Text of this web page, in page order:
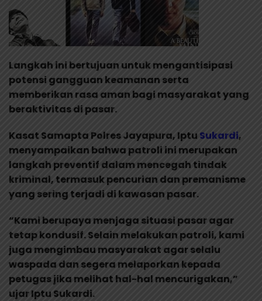
Langkah ini bertujuan untuk mengantisipasi
potensi gangguan keamanan serta
memberikan rasa aman bagi masyarakat yang
beraktivitas di pasar.
Kasat Samapta Polres Jayapura, Iptu Sukardi,
menyampaikan bahwa patroli ini merupakan
langkah preventif dalam mencegah tindak
kriminal, termasuk pencurian dan premanisme
yang sering terjadi di kawasan pasar.
“Kami berupaya menjaga situasi pasar agar
tetap kondusif. Selain melakukan patroli, kami
juga mengimbau masyarakat agar selalu
waspada dan segera melaporkan kepada
petugas jika melihat hal-hal mencurigakan,”
ujar Iptu Sukardi.